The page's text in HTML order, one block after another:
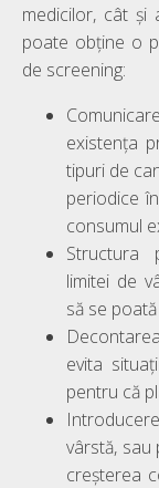
medicilor, cât
poate obține o
de screening:
existența
tipuri de
periodice
consumul
Structura
limitei de
să se
evita
pentru că
vârstă, sau
creșterea